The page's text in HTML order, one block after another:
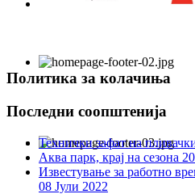
Политика за колачиња
Последни соопштенија
Технички зафат на
Аква парк, крај на сезона
Известување за работно
08 Јули 2022